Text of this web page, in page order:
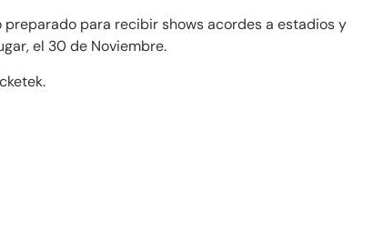
preparado para recibir shows acordes a estadios y
el 30 de Noviembre.